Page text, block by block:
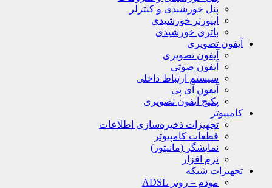
پنل خورشیدی و کنترلر
اینورتر خورشیدی
باتری خورشیدی
آیفون تصویری
آیفون تصویری
آیفون صوتی
سیستم ارتباط داخلی
آیفون آی پی
پکیج آیفون تصویری
کامپیوتر
تجهیزات ذخیره‌سازی اطلاعات
قطعات کامپیوتر
نمایشگر (مانیتور)
نرم افزار
تجهیزات شبکه
مودم – روتر ADSL